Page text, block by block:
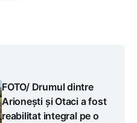
FOTO/ Drumul dintre
Arionești și Otaci a fost
reabilitat integral pe o